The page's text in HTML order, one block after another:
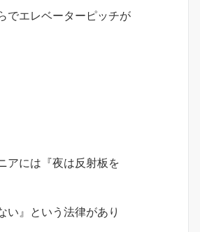
でエレベーターピッチが
アには『夜は反射板を
い』という法律があり